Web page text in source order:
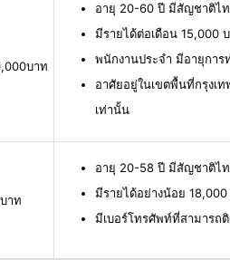
บาท
อายุ 20-60 ปี มีสัญชาติไ
มีรายได้ต่อเดือน 15,000
พนักงานประจำ มีอายุการ
อาศัยอยู่ในเขตพื้นที่กรุง
เท่านั้น
าท
อายุ 20-58 ปี มีสัญชาติไ
มีรายได้อย่างน้อย
มีเบอร์โทรศัพท์ที่สามารถ